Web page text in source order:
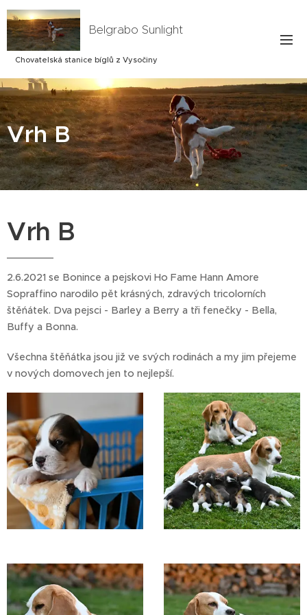
Belgrabo Sunlight
Chovatelská stanice bíglů z Vysočiny
Vrh B
Vrh B
2.6.2021 se Bonince a pejskovi Ho Fame Hann Amore
Sopraffino narodilo pět krásných, zdravých tricolorních
štěńátek. Dva pejsci - Barley a Berry a tři fenečky - Bella,
Buffy a Bonna.
Všechna štěňátka jsou již ve svých rodinách a my jim přejeme
v nových domovech jen to nejlepší.